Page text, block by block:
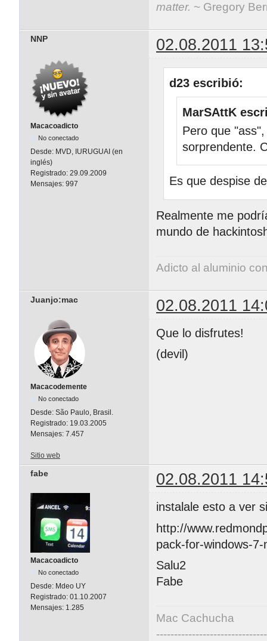
matter. ~ Gregory
NNP 02.08.2011
Macacoadicto
No conectado
Desde: MVD, IURUGUAI (en
inglés)
Registrado: 29.09.2009
Mensajes: 997
d23 escribió:
MarSAttK
Pero que
sorprendente.
Es que despise
Realmente me
mundo de
Adicto al aluminio
Juanjo:mac 02.08.2011
Macacodemente
No conectado
Desde: São Paulo, Brasil.
Registrado: 19.03.2005
Mensajes: 7.457
Que lo disfrutes!
(devil)
Sitio web
fabe 02.08.2011
Macacoadicto
No conectado
Desde: Mdeo UY
Registrado: 01.10.2007
Mensajes: 1.285
instalale esto a ver
http://
pack-for-windows-
Salu2
Fabe
Mac Cachucha